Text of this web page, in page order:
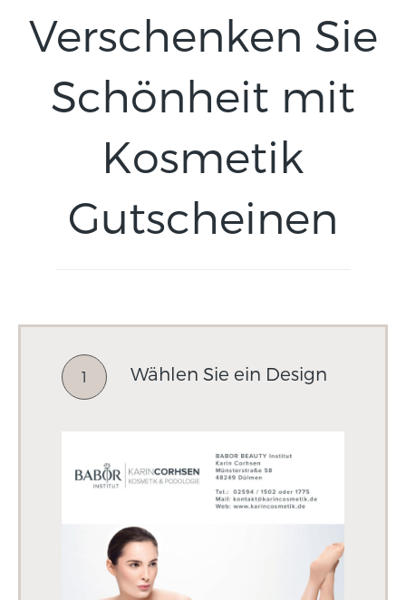
Verschenken Sie
Schönheit mit
Kosmetik
Gutscheinen
1 Wählen Sie ein Design